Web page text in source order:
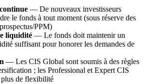
— De nouveaux investisseurs
le fonds à tout moment (sous réserve des
PPM)
liquidité — Le fonds doit maintenir un
suffisant pour honorer les demandes de
— Les CIS Global sont soumis à des règles
; les Professional et Expert CIS
de flexibilité